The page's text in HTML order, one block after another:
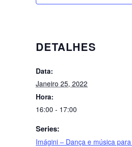
DETALHES
Data:
Janeiro 25, 2022
Hora:
16:00 - 17:00
Series:
Imágini – Dança e música